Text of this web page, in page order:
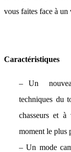
vous faites face à un
Caractéristiques
– Un
techniques du
chasseurs et
moment le plus
– Un mode